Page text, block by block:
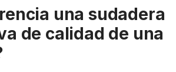
una sudadera
de calidad de una